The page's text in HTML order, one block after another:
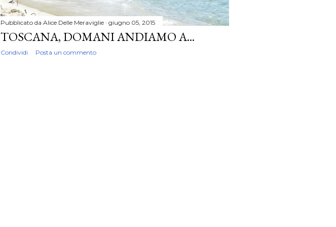
Pubblicato da Alice Delle Meraviglie giugno 05, 2015
TOSCANA, DOMANI ANDIAMO A...
Condividi Posta un commento